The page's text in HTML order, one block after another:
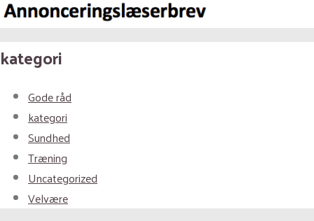
kategori
Gode råd
kategori
Sundhed
Træning
Uncategorized
Velvære